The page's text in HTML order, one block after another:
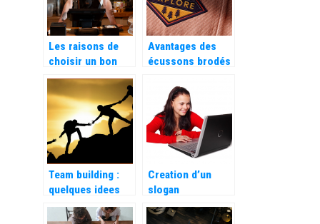
Les raisons de
choisir un bon
système de point
de vente (POS)
Avantages des
écussons brodés
les uniformes
Team building :
quelques idees
d’activites.
Creation d’un
slogan
publicitaire
accrocheur :